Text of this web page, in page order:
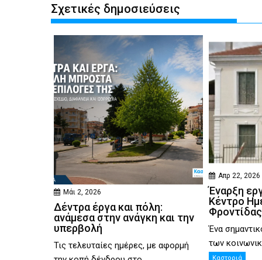
Σχετικές δημοσιεύσεις
Μάι 2, 2026
Δέντρα έργα και πόλη:
ανάμεσα στην ανάγκη και την
υπερβολή
Τις τελευταίες ημέρες, με αφορμή
Απρ 22, 2026
Έναρξη
Κέντρο
Ένα
των
Καστοριά